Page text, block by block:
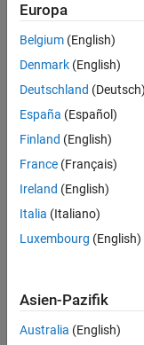
Ihren
Suchkriterien
entsprechen.
können
die
Suchkriterien
weiter
fassen
oder
alle
Stellenangebote
anzeigen .
noch
keine
Europa
Belgium (English)
Denmark (English)
Deutschland (Deutsch)
España (Español)
Finland (English)
France (Français)
Ireland (English)
Italia (Italiano)
Luxembourg (English)
Asien-Pazifik
Australia (English)